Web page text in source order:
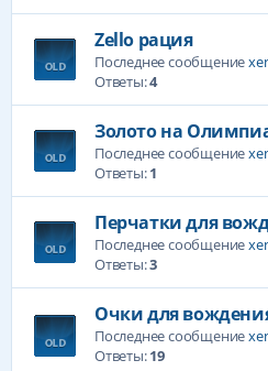
Zello рация
Последнее сообщение
Ответы:4
Золото на
Последнее сообщение
Ответы:1
Перчатки для
Последнее сообщение
Ответы:3
Очки для
Последнее сообщение
Ответы:19